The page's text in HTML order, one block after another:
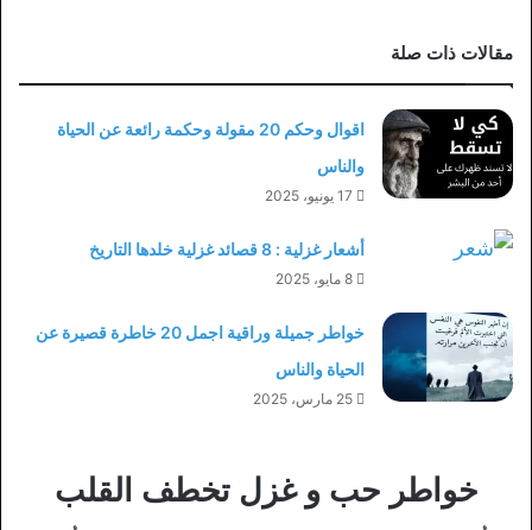
مقالات ذات صلة
اقوال وحكم 20 مقولة وحكمة رائعة عن الحياة
والناس
17 يونيو، 2025
أشعار غزلية : 8 قصائد غزلية خلدها التاريخ
8 مايو، 2025
خواطر جميلة وراقية اجمل 20 خاطرة قصيرة عن
الحياة والناس
25 مارس، 2025
خواطر حب و غزل تخطف القلب